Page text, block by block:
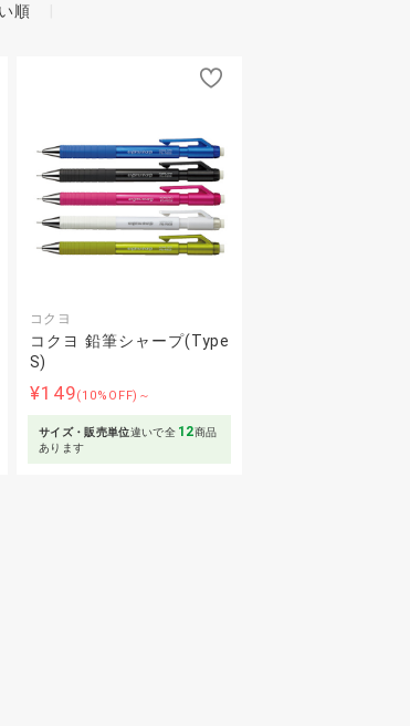
順
コクヨ
コクヨ 鉛筆シャープ(Type
S)
¥149(10%OFF)～
サイズ・販売単位違いで全 12商品
あります